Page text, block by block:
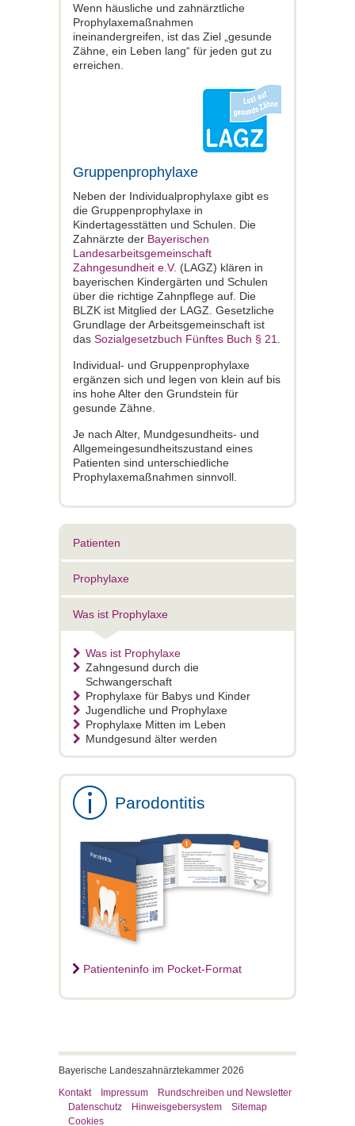
Wenn häusliche und zahnärztliche
Prophylaxemaßnahmen
ineinandergreifen, ist das Ziel „gesunde
Zähne, ein Leben lang“ für jeden gut zu
erreichen.
Gruppenprophylaxe
Neben der Individualprophylaxe gibt es
die Gruppenprophylaxe in
Kindertagesstätten und Schulen. Die
Zahnärzte der Bayerischen
Landesarbeitsgemeinschaft
Zahngesundheit e.V. (LAGZ) klären in
bayerischen Kindergärten und Schulen
über die richtige Zahnpflege auf. Die
BLZK ist Mitglied der LAGZ. Gesetzliche
Grundlage der Arbeitsgemeinschaft ist
das Sozialgesetzbuch Fünftes Buch § 21
Individual- und Gruppenprophylaxe
ergänzen sich und legen von klein auf bis
ins hohe Alter den Grundstein für
gesunde Zähne.
Je nach Alter, Mundgesundheits- und
Allgemeingesundheitszustand eines
Patienten sind unterschiedliche
Prophylaxemaßnahmen sinnvoll.
Patienten
Prophylaxe
Was ist Prophylaxe
Was ist Prophylaxe
Zahngesund durch die
Schwangerschaft
Prophylaxe für Babys und Kinder
Jugendliche und Prophylaxe
Prophylaxe Mitten im Leben
Mundgesund älter werden
Parodontitis
Patienteninfo im Pocket-Format
Bayerische Landeszahnärztekammer 2026
Kontakt
Impressum
Rundschreiben und Newsletter
Datenschutz
Hinweisgebersystem
Sitemap
Cookies